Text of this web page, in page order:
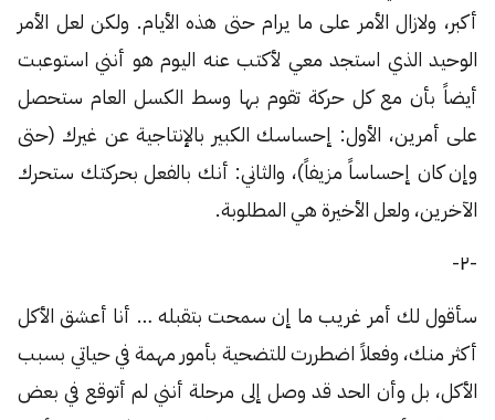
أكبر، ولازال الأمر على ما يرام حتى هذه الأيام. ولكن لعل الأمر
الوحيد الذي استجد معي لأكتب عنه اليوم هو أنني استوعبت
أيضاً بأن مع كل حركة تقوم بها وسط الكسل العام ستحصل
على أمرين، الأول: إحساسك الكبير بالإنتاجية عن غيرك (حتى
وإن كان إحساساً مزيفاً)، والثاني: أنك بالفعل بحركتك ستحرك
الآخرين، ولعل الأخيرة هي المطلوبة.
-٢-
سأقول لك أمر غريب ما إن سمحت بتقبله … أنا أعشق الأكل
أكثر منك، وفعلاً اضطررت للتضحية بأمور مهمة في حياتي بسبب
الأكل، بل وأن الحد قد وصل إلى مرحلة أنني لم أتوقع في بعض